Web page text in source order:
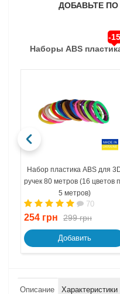
ДОБАВЬТЕ ПО
Наборы ABS
-
Набор пластика ABS для
ручек 80 метров (16 цветов
5 метров)
70
254 грн 299 грн
Добавить
Описание Характеристики